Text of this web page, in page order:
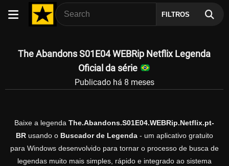
FILTROS
The Abandons S01E04 WEBRip Netflix Legenda
Oficial da série
Publicado há 8 meses
Baixe a legenda The.Abandons.S01E04.WEBRip.Netflix.pt-
BRusando o Buscador de Legenda- um aplicativo gratuito
para Windows desenvolvido para tornar o processo de busca de
legendas muito mais simples, rápido e integrado ao sistema